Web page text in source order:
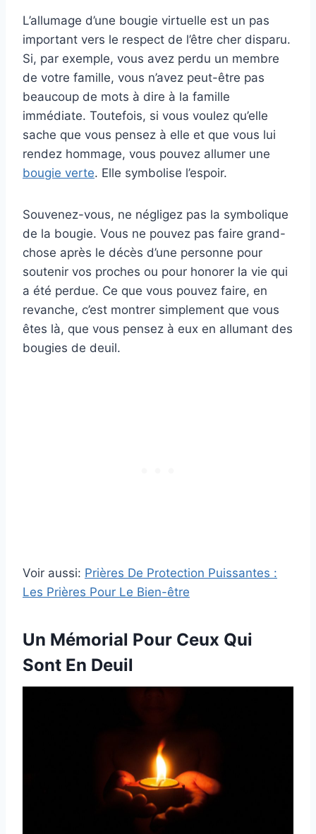
L’allumage d’une bougie virtuelle est un pas
important vers le respect de l’être cher disparu.
Si, par exemple, vous avez perdu un membre
de votre famille, vous n’avez peut-être pas
beaucoup de mots à dire à la famille
immédiate. Toutefois, si vous voulez qu’elle
sache que vous pensez à elle et que vous lui
rendez hommage, vous pouvez allumer une
bougie verte. Elle symbolise l’espoir.
Souvenez-vous, ne négligez pas la symbolique
de la bougie. Vous ne pouvez pas faire grand-
chose après le décès d’une personne pour
soutenir vos proches ou pour honorer la vie qui
a été perdue. Ce que vous pouvez faire, en
revanche, c’est montrer simplement que vous
êtes là, que vous pensez à eux en allumant des
bougies de deuil.
Voir aussi: Prières De Protection Puissantes :
Les Prières Pour Le Bien-être
Un Mémorial Pour Ceux Qui
Sont En Deuil